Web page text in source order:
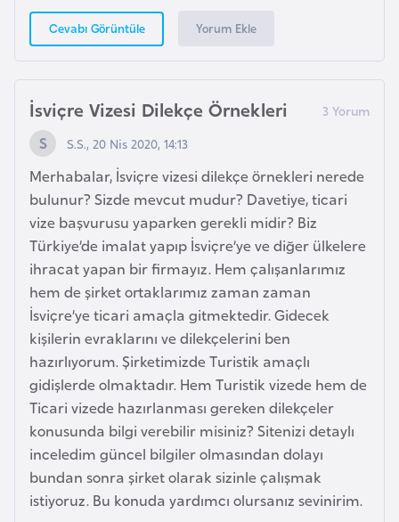
Cevabı Görüntüle Yorum Ekle
İsviçre Vizesi Dilekçe Örnekleri
S.S., 20 Nis 2020, 14:13
Merhabalar, İsviçre vizesi dilekçe örnekleri nerede
bulunur? Sizde mevcut mudur? Davetiye, ticari
vize başvurusu yaparken gerekli midir? Biz
Türkiye’de imalat yapıp İsviçre’ye ve diğer ülkelere
ihracat yapan bir firmayız. Hem çalışanlarımız
hem de şirket ortaklarımız zaman zaman
İsviçre’ye ticari amaçla gitmektedir. Gidecek
kişilerin evraklarını ve dilekçelerini ben
hazırlıyorum. Şirketimizde Turistik amaçlı
gidişlerde olmaktadır. Hem Turistik vizede hem de
Ticari vizede hazırlanması gereken dilekçeler
konusunda bilgi verebilir misiniz? Sitenizi detaylı
inceledim güncel bilgiler olmasından dolayı
bundan sonra şirket olarak sizinle çalışmak
istiyoruz. Bu konuda yardımcı olursanız sevinirim.
k
o
n
g
o
B
u
l
g
a
r
i
s
t
a
n
E
r
m